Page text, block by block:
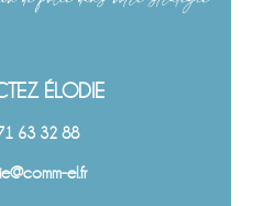
ÉLODIE
63 32 88
el.fr